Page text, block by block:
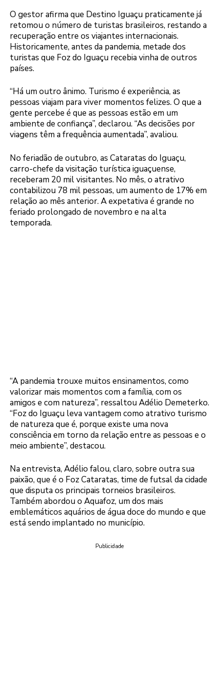
O gestor afirma que Destino Iguaçu praticamente já
retomou o número de turistas brasileiros, restando a
recuperação entre os viajantes internacionais.
Historicamente, antes da pandemia, metade dos
turistas que Foz do Iguaçu recebia vinha de outros
países.
“Há um outro ânimo. Turismo é experiência, as
pessoas viajam para viver momentos felizes. O que a
gente percebe é que as pessoas estão em um
ambiente de confiança”, declarou. “As decisões por
viagens têm a frequência aumentada”, avaliou.
No feriadão de outubro, as Cataratas do Iguaçu,
carro-chefe da visitação turística iguaçuense,
receberam 20 mil visitantes. No mês, o atrativo
contabilizou 78 mil pessoas, um aumento de 17% em
relação ao mês anterior. A expetativa é grande no
feriado prolongado de novembro e na alta
temporada.
“A pandemia trouxe muitos ensinamentos, como
valorizar mais momentos com a família, com os
amigos e com natureza”, ressaltou Adélio Demeterko.
“Foz do Iguaçu leva vantagem como atrativo turismo
de natureza que é, porque existe uma nova
consciência em torno da relação entre as pessoas e o
meio ambiente”, destacou.
Na entrevista, Adélio falou, claro, sobre outra sua
paixão, que é o Foz Cataratas, time de futsal da cidade
que disputa os principais torneios brasileiros.
Também abordou o Aquafoz, um dos mais
emblemáticos aquários de água doce do mundo e que
está sendo implantado no município.
Publicidade